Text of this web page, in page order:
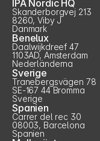
IPA Nordic HQ
Skanderborgvej 213
8260, Viby J
Danmark
Benelux
Daalwijkdreef 47
1103AD, Amsterdam
Nederländerna
Sverige
Tranebergsvägen 78
SE-167 44 Bromma
Sverige
Spanien
Carrer del rec 30
08003, Barcelona
Spanien